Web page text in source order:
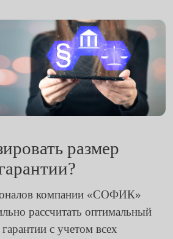
размер
компании «СОФИК»
рассчитать оптимальный
с учетом всех